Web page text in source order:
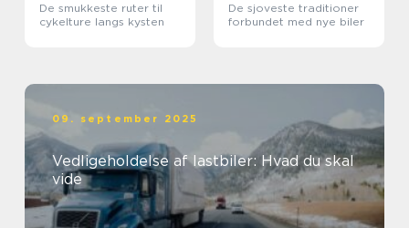
De smukkeste ruter til
cykelture langs kysten
De sjoveste traditioner
forbundet med nye biler
09. september 2025
Vedligeholdelse af lastbiler: Hvad du skal
vide